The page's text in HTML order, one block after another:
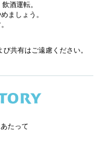
酒運転。
ましょう。
共有はご遠慮ください。
たって